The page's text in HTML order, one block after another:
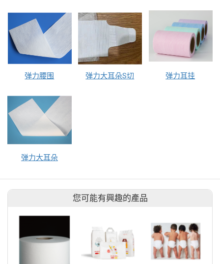
弹力腰围 弹力大耳朵S切 弹力耳挂
弹力大耳朵
您可能有興趣的產品